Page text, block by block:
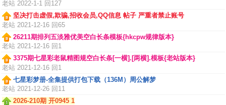
老站 2022-1-1 回127
坚决打击虚假,欺骗,招收会员,QQ信息 帖子 严重者禁止账号
老站 2021-12-16 回65
26211期排列五淡雅优美空白长条模板{hkcpw规律版本}
老站 2021-12-16 回1
3375期七星彩老鼠精图规空白长条[一横].[两横].模板{老站版本}
老站 2021-12-16 回1
七星彩梦册-全集提供打包下载（136M）周公解梦
老站 2021-12-26 回11
2026-210期 开0945 1